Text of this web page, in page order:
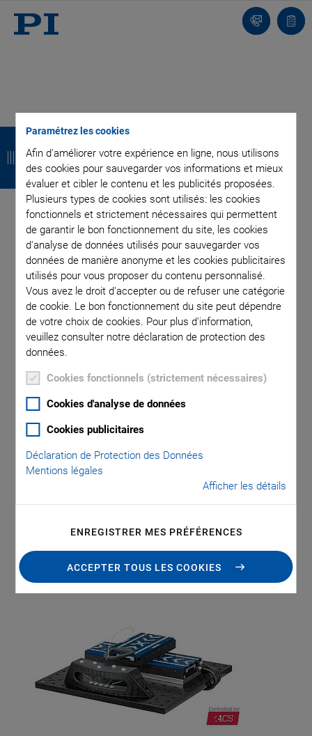
Paramétrez les cookies
Afin d'améliorer votre expérience en ligne, nous utilisons
des cookies pour sauvegarder vos informations et mieux
évaluer et cibler le contenu et les publicités proposées.
Plusieurs types de cookies sont utilisés: les cookies
fonctionnels et strictement nécessaires qui permettent
de garantir le bon fonctionnement du site, les cookies
d'analyse de données utilisés pour sauvegarder vos
données de manière anonyme et les cookies publicitaires
utilisés pour vous proposer du contenu personnalisé.
Vous avez le droit d'accepter ou de refuser une catégorie
de cookie. Le bon fonctionnement du site peut dépendre
de votre choix de cookies. Pour plus d'information,
veuillez consulter notre déclaration de protection des
données.
Cookies fonctionnels (strictement nécessaires)
Cookies d'analyse de données
Cookies publicitaires
Déclaration de Protection des Données
Mentions légales
Afficher les détails
ENREGISTRER MES PRÉFÉRENCES
ACCEPTER TOUS LES COOKIES
Contact
INSCRIVEZ-VOUS À NOTRE BLOG
Catégories
Application Astronomy Company
Technology
Video
Catégorie : Photonics
R
e
t
o
u
r
R
e
t
o
u
r
R
e
t
o
u
r
R
e
t
o
u
r